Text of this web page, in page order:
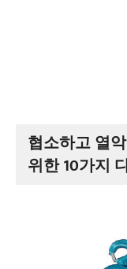
협소하고 열
위한 10가지